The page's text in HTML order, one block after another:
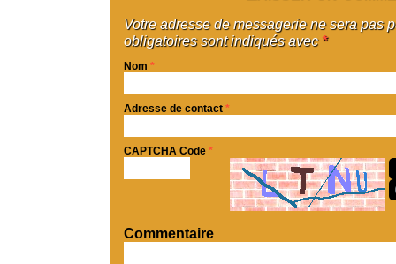
Votre adresse de messagerie ne sera pas
obligatoires sont indiqués avec *
Nom *
Adresse de contact *
CAPTCHA Code *
Commentaire